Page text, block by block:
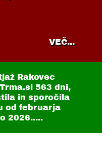
VEČ...
Rakovec
563 dni,
in sporočila
od februarja
2026.....